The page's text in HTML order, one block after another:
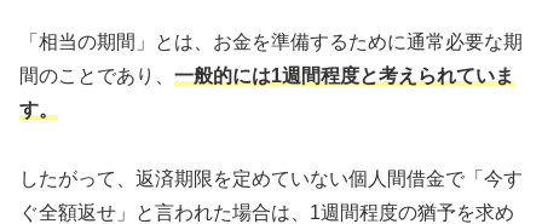
「相当の期間」とは、お金を準備するために通常必要な期
間のことであり、 一般的には1週間程度と考えられていま
す。
したがって、返済期限を定めていない個人間借金で「今す
ぐ全額返せ」と言われた場合は、1週間程度の猶予を求め